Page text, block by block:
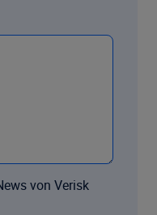
von Verisk